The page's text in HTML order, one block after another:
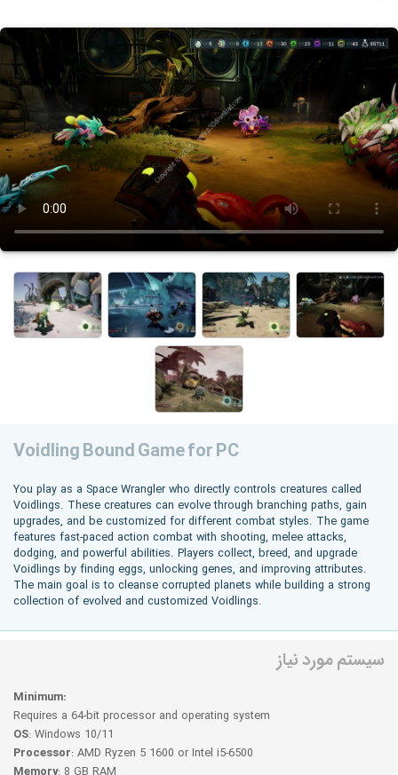
Voidling Bound Game for PC
You play as a Space Wrangler who directly controls creatures called
Voidlings. These creatures can evolve through branching paths, gain
upgrades, and be customized for different combat styles. The game
features fast-paced action combat with shooting, melee attacks,
dodging, and powerful abilities. Players collect, breed, and upgrade
Voidlings by finding eggs, unlocking genes, and improving attributes.
The main goal is to cleanse corrupted planets while building a strong
collection of evolved and customized Voidlings.
سیستم مورد نیاز
Minimum:
Requires a 64-bit processor and operating system
OS: Windows 10/11
Processor: AMD Ryzen 5 1600 or Intel i5-6500